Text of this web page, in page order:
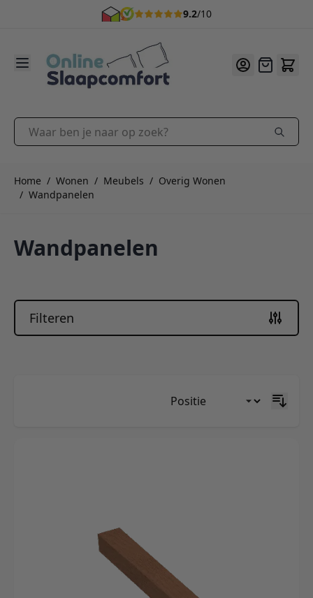
9.2/10
Offerte
Waar ben je naar op zoek?
Home / Wonen / Meubels / Overig Wonen
/ Wandpanelen
Wandpanelen
Filteren